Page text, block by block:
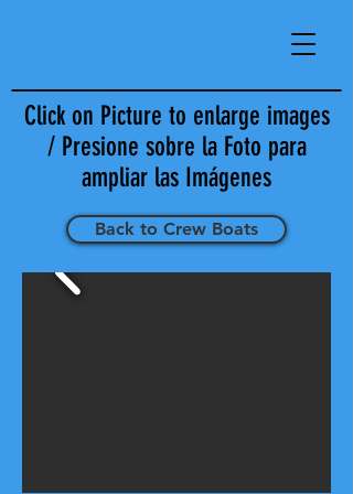
Click on Picture to enlarge images
/ Presione sobre la Foto para
ampliar las Imágenes
Back to Crew Boats